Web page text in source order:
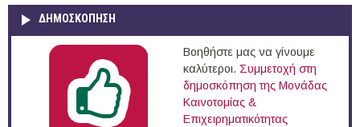
ΔΗΜΟΣΚΟΠΗΣΗ
Βοηθήστε μας να γίνουμε
καλύτεροι. Συμμετοχή στη
δημοσκόπηση της Μονάδας
Καινοτομίας &
Επιχειρηματικότητας